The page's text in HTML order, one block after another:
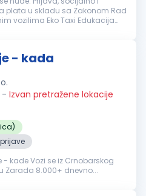
plata u skladu sa Zakonom Rad
vozilima Eko Taxi Edukacija
- kada
- Izvan pretražene lokacije
- kade Vozi se iz Crnobarskog
Zarada 8.000+ dnevno...